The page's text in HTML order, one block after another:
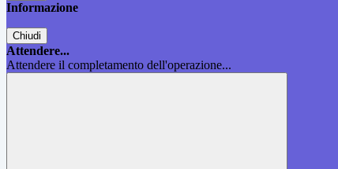
Informazione
Chiudi
Attendere...
Attendere il completamento dell'operazione...